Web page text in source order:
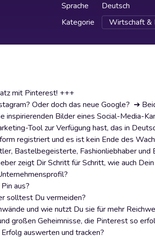
Sprache
Deutsch
Kategorie
Wirtschaft &
mit Pinterest! +++
Oder doch das neue Google? ➔
inspirierenden Bilder eines Social-Media-
Tool zur Verfügung hast, das in
registriert und es ist kein Ende des
Bastelbegeisterte, Fashionliebhaber und
zeigt Dir Schritt für Schritt, wie auch
aus?
solltest Du vermeiden?
und wie nutzt Du sie für mehr
großen Geheimnisse, die Pinterest so
auswerten und tracken?